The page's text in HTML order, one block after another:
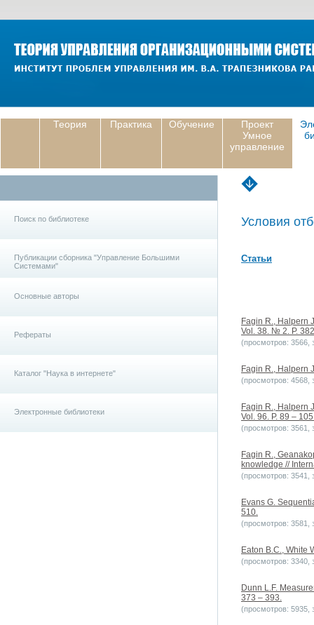
Теория Практика Обучение
Проект
Умное
управление
Поиск по библиотеке
Публикации сборника "Управление Большими
Системами"
Основные авторы
Рефераты
Каталог "Наука в интернете"
Электронные библиотеки
Условия
Статьи
Fagin R., Halpern
Vol. 38. № 2. P.
(просмотров: 3566,
Fagin R., Halpern
(просмотров: 4568,
Fagin R., Halpern
Vol. 96. P. 89 –
(просмотров: 3561,
Fagin R.,
knowledge //
(просмотров: 3541,
Evans G.
510.
(просмотров: 3581,
Eaton B.C., White
(просмотров: 3340,
Dunn L.F.
373 – 393.
(просмотров: 5935,